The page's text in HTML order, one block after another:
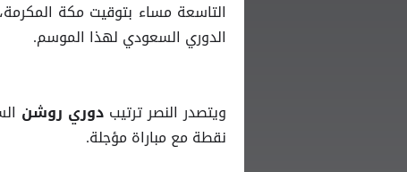
التاسعة مساء بتوقيت مكة
الدوري السعودي لهذا الموسم.
ويتصدر النصر ترتيب دوري روشن
نقطة مع مباراة مؤجلة.